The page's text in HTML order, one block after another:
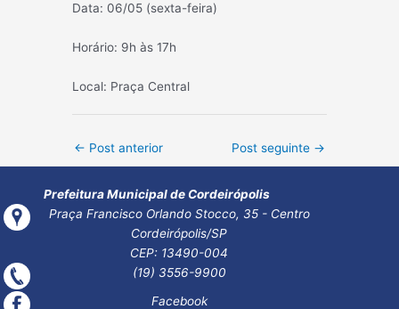
Data: 06/05 (sexta-feira)
Horário: 9h às 17h
Local: Praça Central
Post
← Post anterior Post seguinte →
Prefeitura Municipal de Cordeirópolis
Praça Francisco Orlando Stocco, 35 - Centro
Cordeirópolis/SP
CEP: 13490-004
(19) 3556-9900
Facebook